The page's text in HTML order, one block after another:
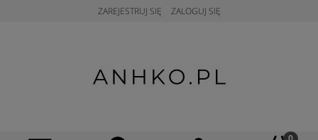
ZAREJESTRUJ SIĘ ZALOGUJ SIĘ